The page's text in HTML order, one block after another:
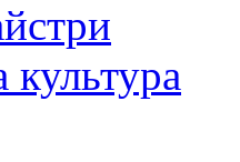
культура